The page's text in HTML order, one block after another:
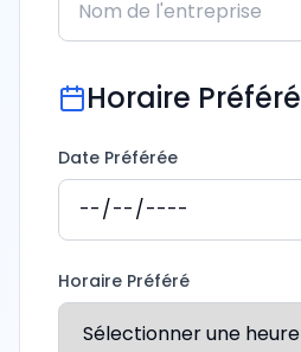
Horaire Préféré
Date Préférée
Horaire Préféré